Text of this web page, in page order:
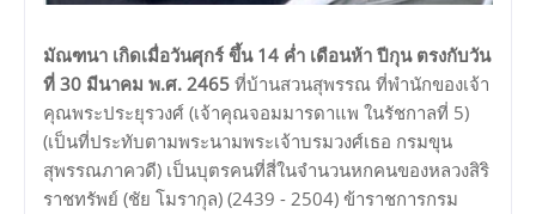
มัณฑนา เกิดเมื่อวันศุกร์ ขึ้น 14 ค่ำ เดือนห้า ปีกุน ตรงกับวัน
ที่ 30 มีนาคม พ.ศ. 2465 ที่บ้านสวนสุพรรณ ที่พำนักของเจ้า
คุณพระประยุรวงศ์ (เจ้าคุณจอมมารดาแพ ในรัชกาลที่ 5)
(เป็นที่ประทับตามพระนามพระเจ้าบรมวงศ์เธอ กรมขุน
สุพรรณภาควดี) เป็นบุตรคนที่สี่ในจำนวนหกคนของหลวงสิริ
ราชทรัพย์ (ชัย โมรากุล) (2439 - 2504) ข้าราชการกรม